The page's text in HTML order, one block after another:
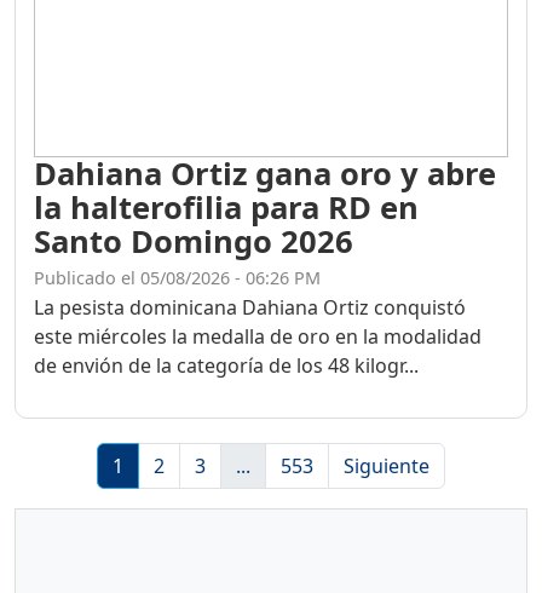
Dahiana Ortiz gana oro y abre
la halterofilia para RD en
Santo Domingo 2026
Publicado el 05/08/2026 - 06:26 PM
La pesista dominicana Dahiana Ortiz conquistó
este miércoles la medalla de oro en la modalidad
de envión de la categoría de los 48 kilogr...
1 2 3 ... 553 Siguiente